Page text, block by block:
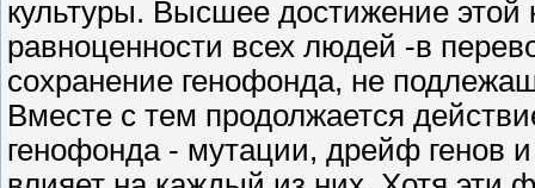
культуры. Высшее достижение этой
равноценности всех людей -в
сохранение генофонда, не
Вместе с тем продолжается
генофонда - мутации, дрейф генов